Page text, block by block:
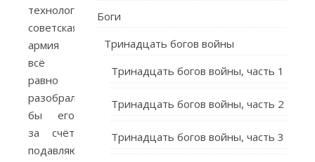
технологий,
советская
армия
всё
равно
разобрала
бы его
за счёт
подавляющего
Боги
Тринадцать богов войны
Тринадцать богов войны, часть 1
Тринадцать богов войны, часть 2
Тринадцать богов войны, часть 3